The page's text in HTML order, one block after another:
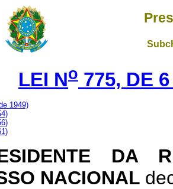
LEI No 775, DE
1949)
DA
NACIONAL